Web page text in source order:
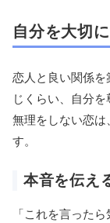
自分を大切
恋人と良い関係
じくらい、自分を
無理をしない恋は
す。
本音を伝え
「これを言った